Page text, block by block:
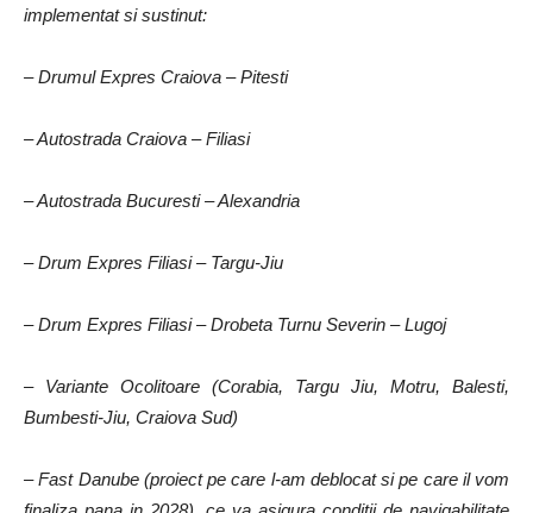
implementat si sustinut:
– Drumul Expres Craiova – Pitesti
– Autostrada Craiova – Filiasi
– Autostrada Bucuresti – Alexandria
– Drum Expres Filiasi – Targu-Jiu
– Drum Expres Filiasi – Drobeta Turnu Severin – Lugoj
– Variante Ocolitoare (Corabia, Targu Jiu, Motru, Balesti,
Bumbesti-Jiu, Craiova Sud)
– Fast Danube (proiect pe care l-am deblocat si pe care il vom